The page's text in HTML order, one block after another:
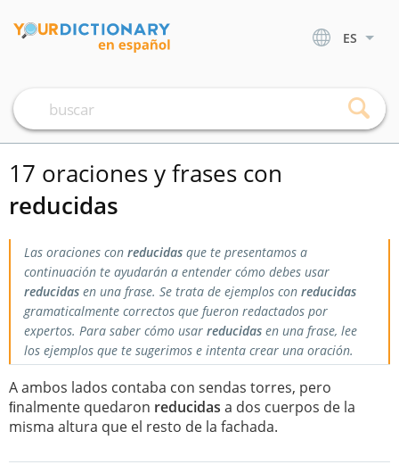
ES
17 oraciones y frases con
reducidas
Las oraciones con reducidas que te presentamos a
continuación te ayudarán a entender cómo debes usar
reducidas en una frase. Se trata de ejemplos con reducidas
gramaticalmente correctos que fueron redactados por
expertos. Para saber cómo usar reducidas en una frase, lee
los ejemplos que te sugerimos e intenta crear una oración.
A ambos lados contaba con sendas torres, pero
ﬁnalmente quedaron reducidas a dos cuerpos de la
misma altura que el resto de la fachada.